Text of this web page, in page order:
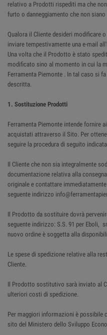
relativo a Prodotti rispediti ma che
furto o danneggiamento che non
Qualora il Cliente desideri modificare
inviare tempestivamente una e-mail
Una volta che il Prodotto è stato
modificato sino al momento in cui la
Ferramenta Piemonte . In tal caso si
descritta.
1. Sostituzione Prodotti
Ferramenta Piemonte intende fornire
acquistati attraverso il Sito. Per
seguire la procedura di seguito
Il Cliente che non sia integralmente
documentazione relativa alla
originale e contattare
seguente indirizzo
Il Prodotto da sostituire dovrà
seguente indirizzo: S.S. 91 per Eboli,
nuovo ordine è soggetta alla
Le spese di spedizione relative alla
Cliente.
Il Prodotto sostitutivo sarà inviato al
ulteriori costi di spedizione.
Per maggiori informazioni è possibile
sito del Ministero dello Sviluppo